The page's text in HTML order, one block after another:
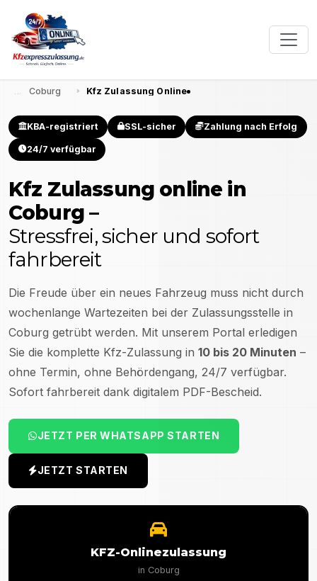
Coburg Kfz Zulassung Online
KBA-registriert SSL-sicher Zahlung nach Erfolg
24/7 verfügbar
Kfz Zulassung online in
Coburg–
Stressfrei, sicher und sofort
fahrbereit
Die Freude über ein neues Fahrzeug muss nicht durch
wochenlange Wartezeiten bei der Zulassungsstelle in
Coburg getrübt werden. Mit unserem Portal erledigen
Sie die komplette Kfz-Zulassung in 10 bis 20 Minuten –
ohne Termin, ohne Behördengang, 24/7 verfügbar.
Sofort fahrbereit dank digitalem PDF-Bescheid.
JETZT PER WHATSAPP STARTEN
JETZT STARTEN
KFZ-Onlinezulassung
in Coburg